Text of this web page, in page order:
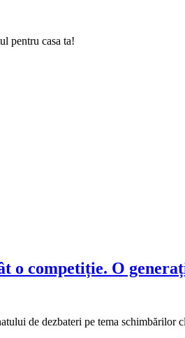
pentru casa ta!
o competiție. O
de dezbateri pe tema schimbărilor